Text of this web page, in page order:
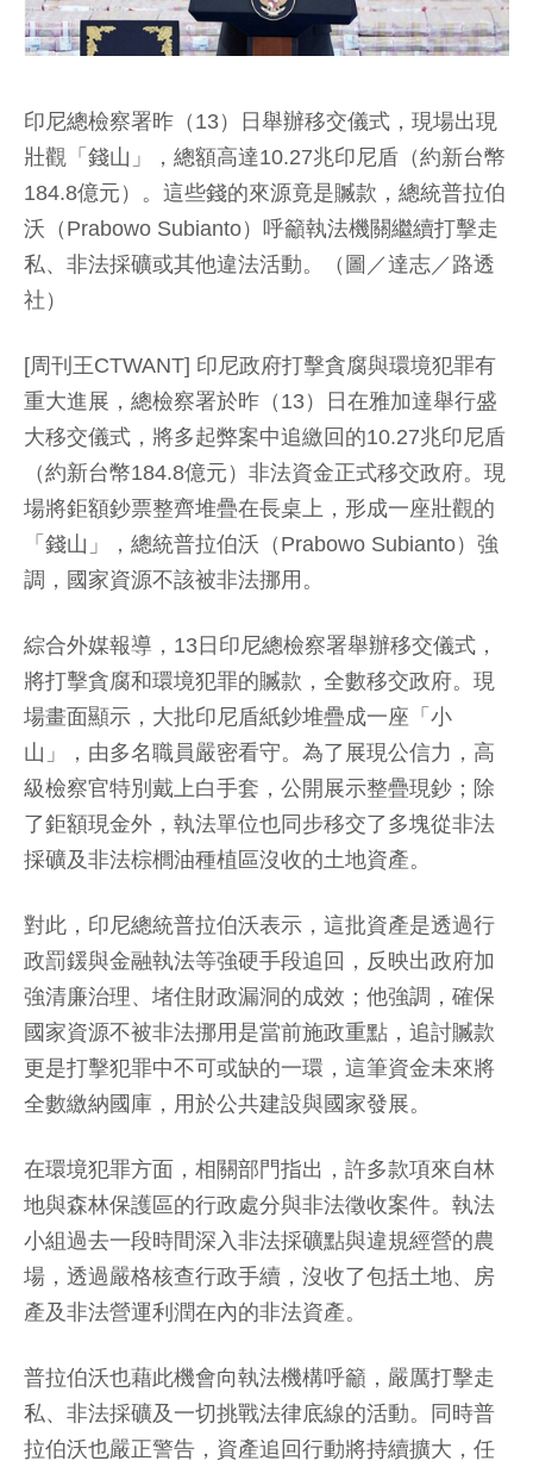
印尼總檢察署昨（13）日舉辦移交儀式，現場出現
壯觀「錢山」，總額高達10.27兆印尼盾（約新台幣
184.8億元）。這些錢的來源竟是贓款，總統普拉伯
沃（Prabowo Subianto）呼籲執法機關繼續打擊走
私、非法採礦或其他違法活動。（圖／達志／路透
社）
[周刊王CTWANT] 印尼政府打擊貪腐與環境犯罪有
重大進展，總檢察署於昨（13）日在雅加達舉行盛
大移交儀式，將多起弊案中追繳回的10.27兆印尼盾
（約新台幣184.8億元）非法資金正式移交政府。現
場將鉅額鈔票整齊堆疊在長桌上，形成一座壯觀的
「錢山」，總統普拉伯沃（Prabowo Subianto）強
調，國家資源不該被非法挪用。
綜合外媒報導，13日印尼總檢察署舉辦移交儀式，
將打擊貪腐和環境犯罪的贓款，全數移交政府。現
場畫面顯示，大批印尼盾紙鈔堆疊成一座「小
山」，由多名職員嚴密看守。為了展現公信力，高
級檢察官特別戴上白手套，公開展示整疊現鈔；除
了鉅額現金外，執法單位也同步移交了多塊從非法
採礦及非法棕櫚油種植區沒收的土地資產。
對此，印尼總統普拉伯沃表示，這批資產是透過行
政罰鍰與金融執法等強硬手段追回，反映出政府加
強清廉治理、堵住財政漏洞的成效；他強調，確保
國家資源不被非法挪用是當前施政重點，追討贓款
更是打擊犯罪中不可或缺的一環，這筆資金未來將
全數繳納國庫，用於公共建設與國家發展。
在環境犯罪方面，相關部門指出，許多款項來自林
地與森林保護區的行政處分與非法徵收案件。執法
小組過去一段時間深入非法採礦點與違規經營的農
場，透過嚴格核查行政手續，沒收了包括土地、房
產及非法營運利潤在內的非法資產。
普拉伯沃也藉此機會向執法機構呼籲，嚴厲打擊走
私、非法採礦及一切挑戰法律底線的活動。同時普
拉伯沃也嚴正警告，資產追回行動將持續擴大，任